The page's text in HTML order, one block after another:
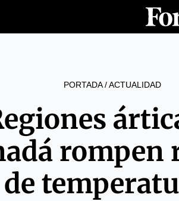
PORTADA/ACTUALIDAD
rompen
de